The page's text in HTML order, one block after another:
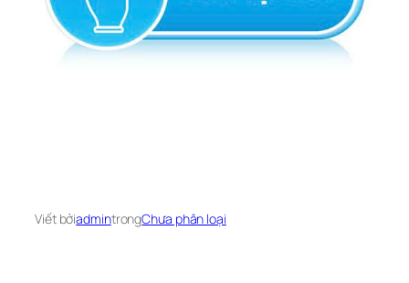
Viết bởiadmintrongChưa phân loại